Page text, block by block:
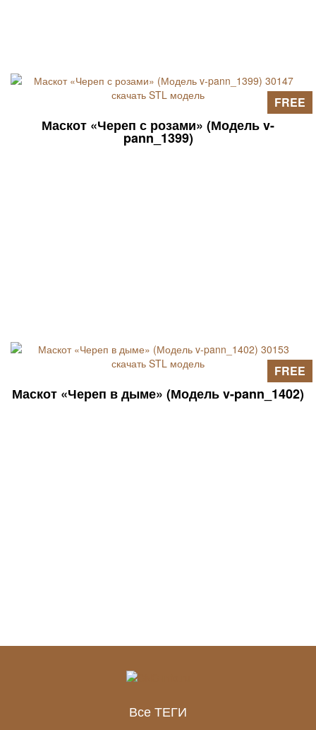
Маскот «Череп с розами» (Модель v-
pann_1399)
FREE
Маскот «Череп в дыме» (Модель v-pann_1402)
FREE
Все ТЕГИ